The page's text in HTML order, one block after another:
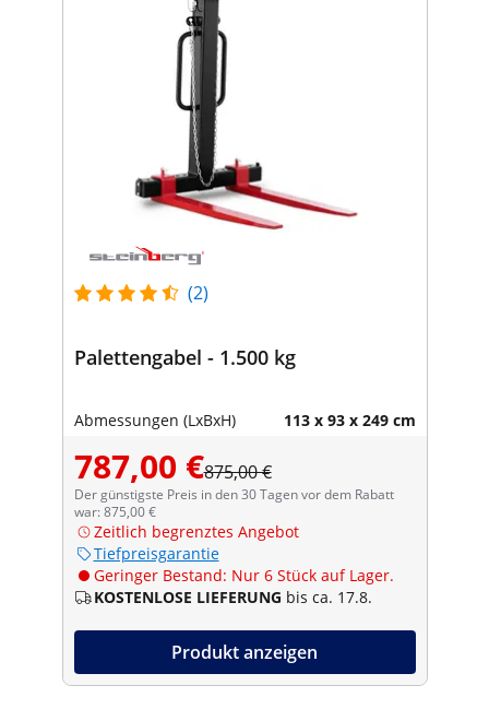
(2)
Palettengabel - 1.500 kg
Abmessungen (LxBxH) 113 x 93 x 249 cm
787,00 €875,00 €
Der günstigste Preis in den 30 Tagen vor dem Rabatt
war: 875,00 €
Zeitlich begrenztes Angebot
Tiefpreisgarantie
Geringer Bestand: Nur 6 Stück auf Lager.
KOSTENLOSE LIEFERUNG bis ca. 17.8.
Produkt anzeigen